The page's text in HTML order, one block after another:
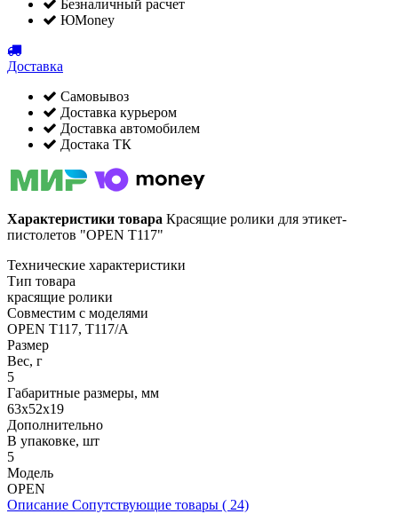
Безналичный расчет
ЮMoney
Доставка
Самовывоз
Доставка курьером
Доставка автомобилем
Достака ТК
Характеристики товара Красящие ролики для этикет-
пистолетов "OPEN T117"
Технические характеристики
Тип товара
красящие ролики
Совместим с моделями
OPEN T117, T117/A
Размер
Вес, г
5
Габаритные размеры, мм
63х52х19
Дополнительно
В упаковке, шт
5
Модель
OPEN
Описание Сопутствующие товары ( 24)